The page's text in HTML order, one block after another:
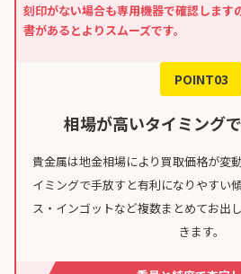
刻印がない場合も専用機器で確認します
書があるとよりスムーズです。
POINT03
相場が高いタイミング
貴金属は地金相場により買取価格が変
イミングで手放すと有利になりやすい
ス・インゴットなど複数まとめてお出
きます。